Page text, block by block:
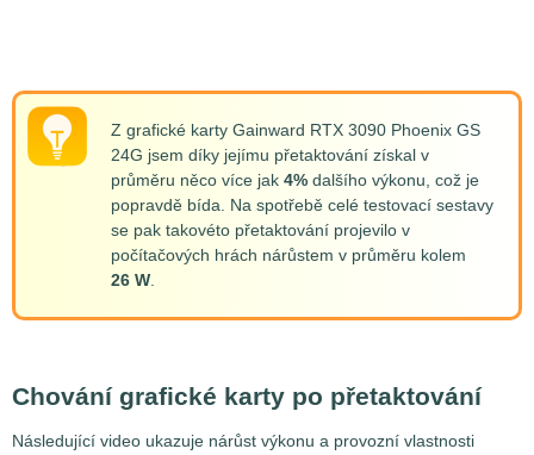
Z grafické karty Gainward RTX 3090 Phoenix GS
24G jsem díky jejímu přetaktování získal v
průměru něco více jak 4% dalšího výkonu, což je
popravdě bída. Na spotřebě celé testovací sestavy
se pak takovéto přetaktování projevilo v
počítačových hrách nárůstem v průměru kolem
26 W.
Chování grafické karty po přetaktování
Následující video ukazuje nárůst výkonu a provozní vlastnosti